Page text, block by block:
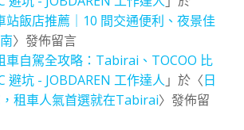
站飯店推薦｜10 間交通便利、夜景佳
〉發佈留言
車自駕全攻略：Tabirai、TOCOO 比
避坑 - JOBDAREN 工作達人 」於〈日
租車人氣首選就在Tabirai〉發佈留